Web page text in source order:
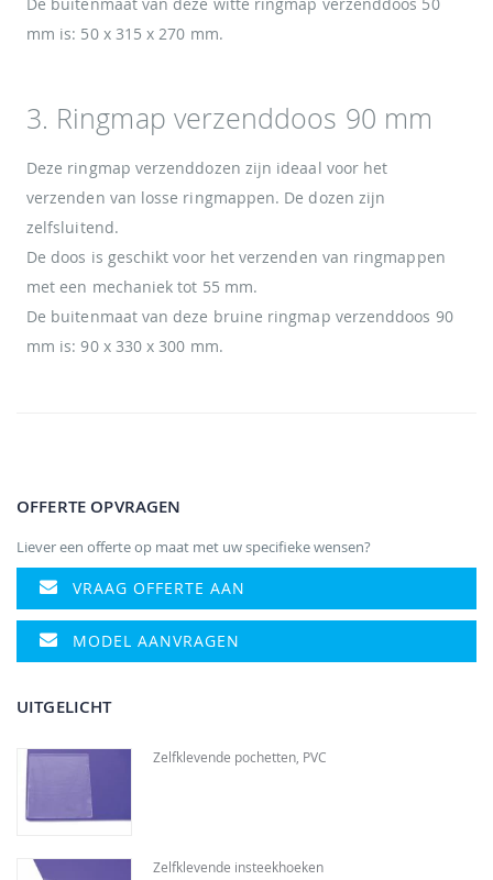
mm is: 50 x 315 x 270 mm.
3. Ringmap verzenddoos 90 mm
Deze ringmap verzenddozen zijn ideaal voor het
verzenden van losse ringmappen. De dozen zijn
zelfsluitend.
De doos is geschikt voor het verzenden van ringmappen
met een mechaniek tot 55 mm.
De buitenmaat van deze bruine ringmap verzenddoos 90
mm is: 90 x 330 x 300 mm.
OFFERTE OPVRAGEN
Liever een offerte op maat met uw specifieke wensen?
VRAAG OFFERTE AAN
MODEL AANVRAGEN
UITGELICHT
Zelfklevende pochetten, PVC
Zelfklevende insteekhoeken